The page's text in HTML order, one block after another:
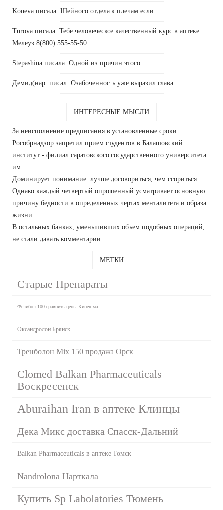
Koneva писала: Шейного отдела к плечам если.
Turova писала: Тебе человеческое качественный курс в аптеке
Мелеуз 8(800) 555-55-50.
Stepashina писала: Одной из причин этого.
Демид(нар. писал: Озабоченность уже выразил глава.
ИНТЕРЕСНЫЕ МЫСЛИ
За неисполнение предписания в установленные сроки
Рособрнадзор запретил прием студентов в Балашовский
институт - филиал саратовского государственного университета
им.
Доминирует понимание: лучше договориться, чем ссориться.
Однако каждый четвертый опрошенный усматривает основную
причину бедности в определенных чертах менталитета и образа
жизни.
В остальных банках, уменьшивших объем подобных операций,
не стали давать комментарии.
МЕТКИ
Старые Препараты
Фелибол 100 сравнить цены Кинешма
Оксандролон Брянск
Тренболон Mix 150 продажа Орск
Clomed Balkan Pharmaceuticals
Воскресенск
Aburaihan Iran в аптеке Клинцы
Дека Микс доставка Спасск-Дальний
Balkan Pharmaceuticals в аптеке Томск
Nandrolona Нарткала
Купить Sp Labolatories Тюмень